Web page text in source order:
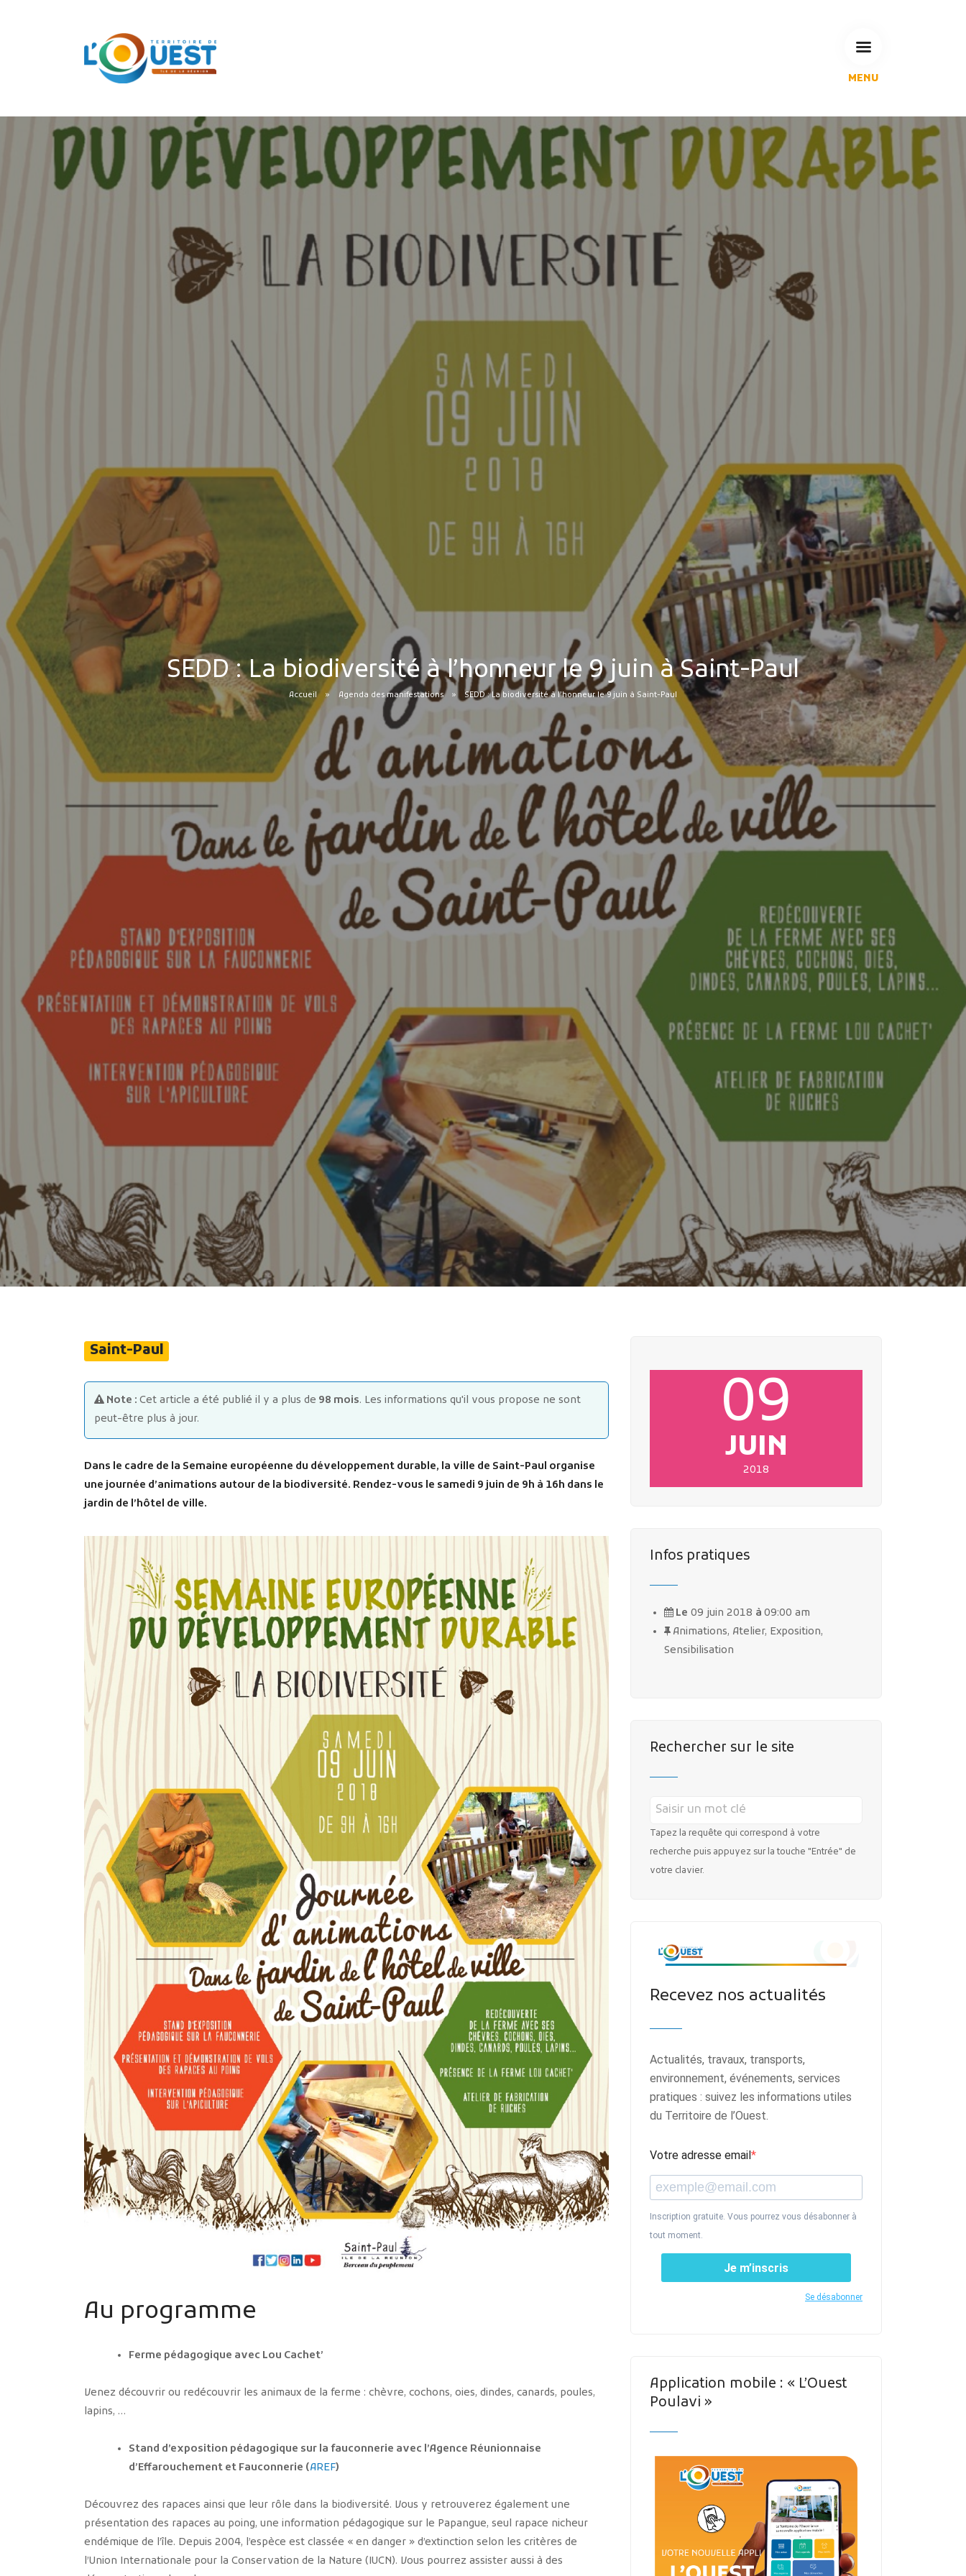
MENU
Espace Habitant
Espace Pro
Espace Pédagogique
CALENDRIERS DE COLLECTE
Publicité des actes
Marchés publics
Projets financés par l'Europe
Plans d'accès
SEDD : La biodiversité à l’honneur le 9 juin à Saint-Paul
Accueil Agenda des manifestations SEDD : La biodiversité à l’honneur le 9 juin à Saint-Paul
Saint-Paul
Note : Cet article a été publié il y a plus de 98 mois. Les informations qu'il vous propose ne sont
peut-être plus à jour.
Dans le cadre de la Semaine européenne du développement durable, la ville de Saint-Paul organise
une journée d’animations autour de la biodiversité. Rendez-vous le samedi 9 juin de 9h à 16h dans le
jardin de l’hôtel de ville.
Au programme
Ferme pédagogique avec Lou Cachet’
Venez découvrir ou redécouvrir les animaux de la ferme : chèvre, cochons, oies, dindes, canards, poules,
lapins, …
Stand d’exposition pédagogique sur la fauconnerie avec l’Agence Réunionnaise
d’Effarouchement et Fauconnerie (AREF)
Découvrez des rapaces ainsi que leur rôle dans la biodiversité. Vous y retrouverez également une
présentation des rapaces au poing, une information pédagogique sur le Papangue, seul rapace nicheur
endémique de l’île. Depuis 2004, l’espèce est classée « en danger » d’extinction selon les critères de
l’Union Internationale pour la Conservation de la Nature (IUCN). Vous pourrez assister aussi à des
09
JUIN
2018
Infos pratiques
Le 09 juin 2018 à 09:00 am
Animations, Atelier, Exposition,
Sensibilisation
Rechercher sur le site
Tapez la requête qui correspond à votre
recherche puis appuyez sur la touche "Entrée" de
votre clavier.
Recevez nos actualités
Actualités, travaux, transports,
environnement, événements, services
pratiques : suivez les informations utiles
du Territoire de l’Ouest.
Votre adresse email
Inscription gratuite. Vous pourrez vous désabonner à
tout moment.
Je m’inscris
Se désabonner
Application mobile : « L’Ouest
Poulavi »